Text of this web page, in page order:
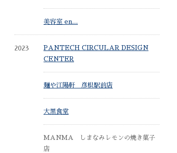
美容室 en...
2023
PANTECH CIRCULAR DESIGN
CENTER
麺や江陽軒 彦根駅前店
大黒食堂
MANMA しまなみレモンの焼き菓子
店